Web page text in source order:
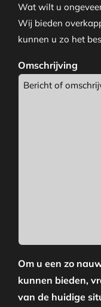
Wat wilt u
Wij bieden
kunnen u zo het
Omschrijving
Om u een zo
kunnen bieden,
van de huidige